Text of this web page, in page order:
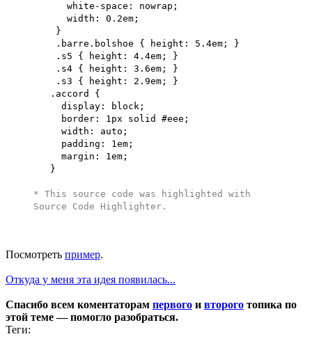
white-space: nowrap;
width: 0.2em;
}
.barre.bolshoe { height: 5.4em; }
.s5 { height: 4.4em; }
.s4 { height: 3.6em; }
.s3 { height: 2.9em; }
.accord {
display: block;
border: 1px solid #eee;
width: auto;
padding: 1em;
margin: 1em;
}
* This source code was highlighted with
Source Code Highlighter .
Посмотреть пример.
Откуда у меня эта идея появилась...
Спасибо всем коментаторам первого и второго топика по
этой теме — помогло разобраться.
Теги: